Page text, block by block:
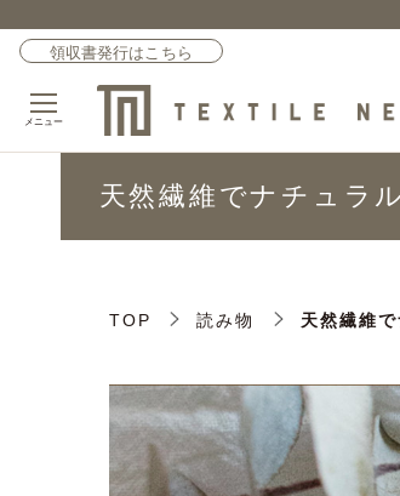
領収書発行はこちら
メニュー
天然繊維でナチュラ
TOP 読み物 天然繊維